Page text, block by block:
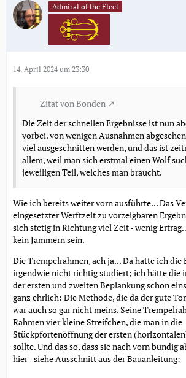
Admiral of the Fleet
14. April 2024 um 23:30
Zitat von Bonden
Die Zeit der schnellen Ergebnisse ist nun
vorbei. von wenigen Ausnahmen
viel ausgeschnitten werden, und das ist
allem, weil man sich erstmal einen Wolf
jeweiligen Teil, welches man braucht.
Wie ich bereits weiter vorn ausführte... Das
eingesetzter Werftzeit zu vorzeigbaren
sich stetig in Richtung viel Zeit - wenig
kein Jammern sein.
Die Trempelrahmen, ach ja... Da hatte ich die
irgendwie nicht richtig studiert; ich hätte die
der ersten und zweiten Beplankung schon
ganz ehrlich: Die Methode, die da der gute
war auch so gar nicht meins. Seine
Rahmen vier kleine Streifchen, die man in die
Stückpfortenöffnung der ersten
sollte. Und das so, dass sie nach vorn bündig
hier - siehe Ausschnitt aus der Bauanleitung: